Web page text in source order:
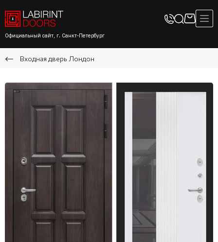
Официальный сайт, г. Санкт-Петербург
Входная дверь Лондон